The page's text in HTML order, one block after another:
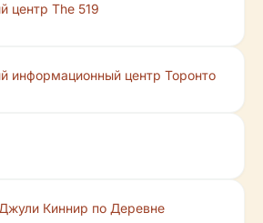
центр The 519
информационный центр Торонто
Киннир по Деревне